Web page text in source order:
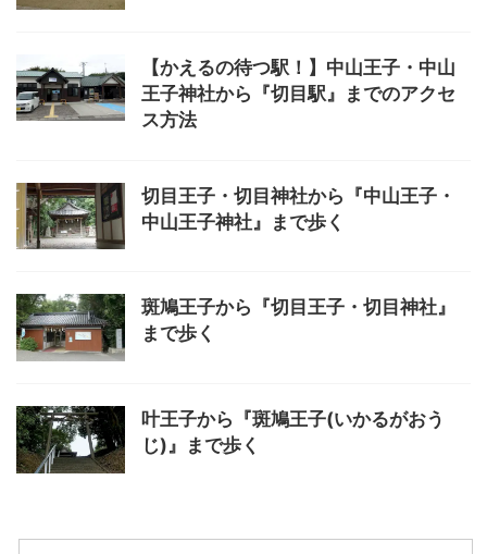
【かえるの待つ駅！】中山王子・中山
王子神社から『切目駅』までのアクセ
ス方法
切目王子・切目神社から『中山王子・
中山王子神社』まで歩く
斑鳩王子から『切目王子・切目神社』
まで歩く
叶王子から『斑鳩王子(いかるがおう
じ)』まで歩く